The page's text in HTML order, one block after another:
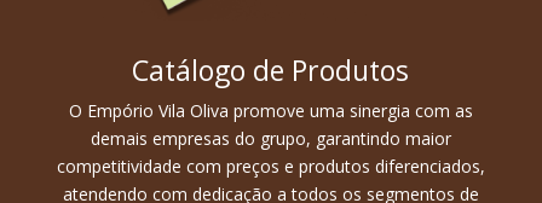
Catálogo de Produtos
O Empório Vila Oliva promove uma sinergia com as
demais empresas do grupo, garantindo maior
competitividade com preços e produtos diferenciados,
atendendo com dedicação a todos os segmentos de